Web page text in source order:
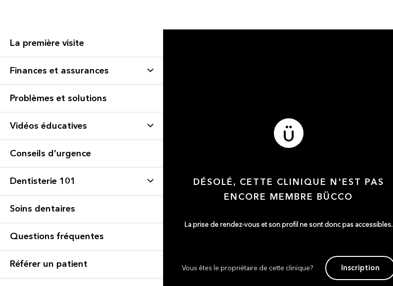
La première visite
Finances et assurances
Problèmes et solutions
Vidéos éducatives
Conseils d’urgence
Dentisterie 101
Soins dentaires
Questions fréquentes
Référer un patient
DÉSOLÉ, CETTE CLINIQUE N'EST PAS
ENCORE MEMBRE BÜCCO
La prise de rendez-vous et son profil ne sont donc pas accessibles.
Vous êtes le propriétaire de cette clinique? Inscription